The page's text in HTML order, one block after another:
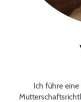
Ich führe